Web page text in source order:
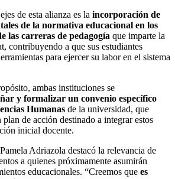
de esta alianza es la incorporación de
de la normativa educacional en los
las carreras de pedagogía que imparte la
contribuyendo a que sus estudiantes
para ejercer su labor en el sistema
ambas instituciones se
y formalizar un convenio específico
Humanas de la universidad, que
de acción destinado a integrar estos
inicial docente.
Adriazola destacó la relevancia de
a quienes próximamente asumirán
educacionales. “Creemos que es